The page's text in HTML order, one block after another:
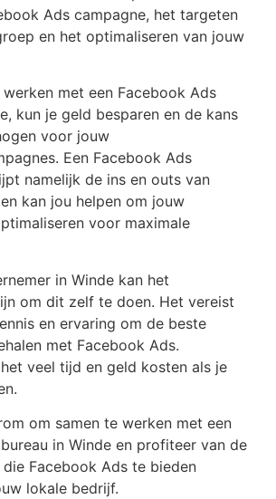
Ads campagne, het targeten
en het optimaliseren van jouw
met een Facebook Ads
kun je geld besparen en de kans
voor jouw
Een Facebook Ads
namelijk de ins en outs van
kan jou helpen om jouw
voor maximale
in Winde kan het
om dit zelf te doen. Het vereist
en ervaring om de beste
met Facebook Ads.
veel tijd en geld kosten als je
om samen te werken met een
in Winde en profiteer van de
Facebook Ads te bieden
lokale bedrijf.